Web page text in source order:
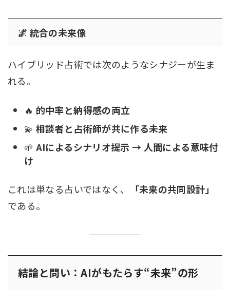
🌌 統合の未来像
ハイブリッド占術では次のようなシナジーが生ま
れる。
🔥 的中率と納得感の両立
💫 相談者と占術師が共に作る未来
🌱 AIによるシナリオ提示 → 人間による意味付
け
これは単なる占いではなく、
「未来の共同設計」
である。
結論と問い：AIがもたらす“未来”の形